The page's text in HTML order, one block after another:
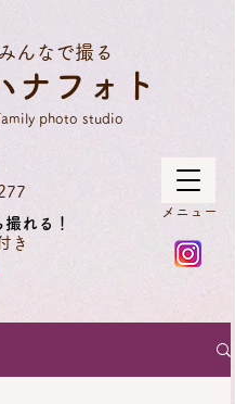
​メニュー
photo studio
れる！
き
ナフォト
んなで撮る